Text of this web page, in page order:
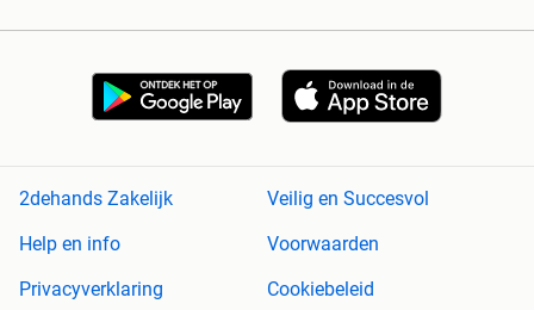
2dehands Zakelijk
Veilig en Succesvol
Help en info
Voorwaarden
Privacyverklaring
Cookiebeleid